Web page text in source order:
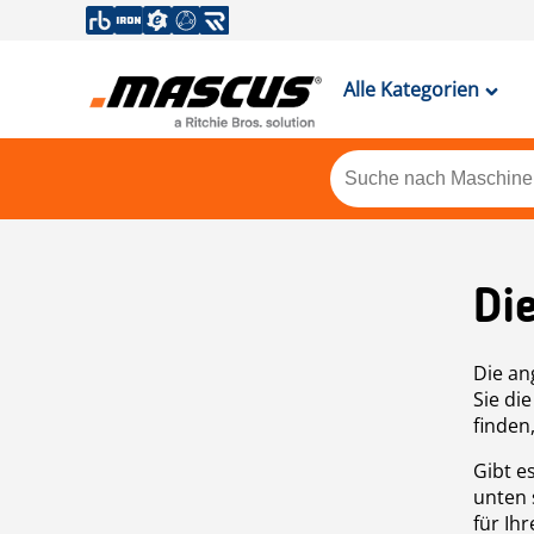
Alle Kategorien
Die
Sie
Gibt
unten
für